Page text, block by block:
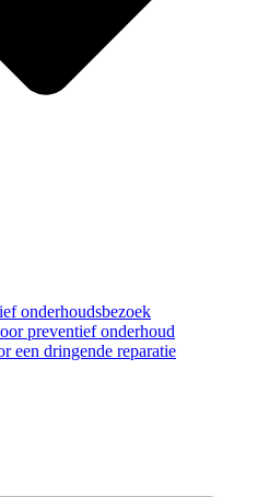
onderhoudsbezoek
preventief onderhoud
een dringende reparatie